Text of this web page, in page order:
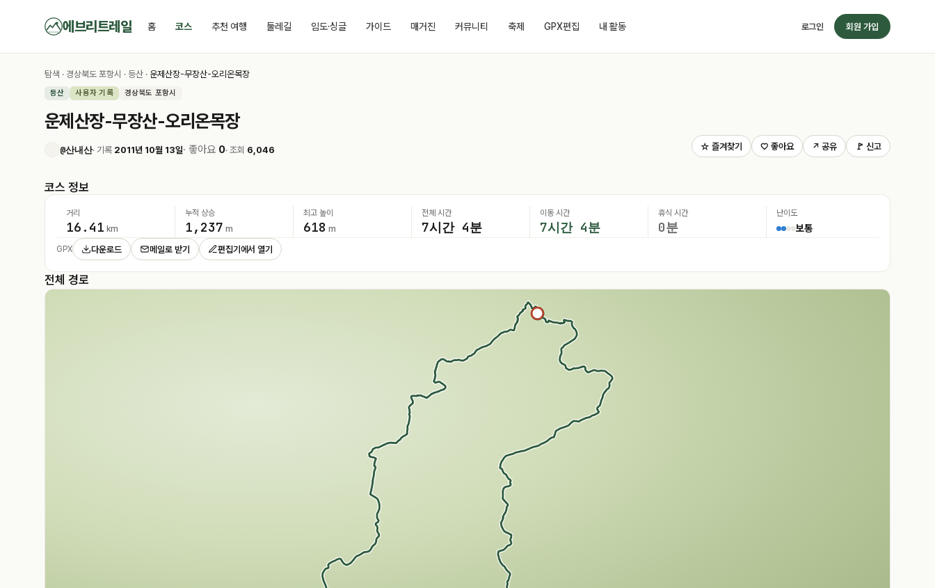
에브리트레일 홈 코스 추천 여행 둘레길 임도·싱글 가이드 매거진 커뮤니티 축제 GPX편집 내 활동 로그인 회원 가입
탐색 · 경상북도 포항시 · 등산 · 운제산장-무장산-오리온목장
등산 사용자 기록 경상북도 포항시
운제산장-무장산-오리온목장
@산내산· 기록 2011년 10월 13일· 좋아요 0· 조회 6,046 ☆ 즐겨찾기 ♡ 좋아요 ↗ 공유 🚩 신고
코스 정보
거리
16.41 km
누적 상승
1,237 m
최고 높이
618 m
전체 시간
7시간 4분
이동 시간
7시간 4분
휴식 시간
0분
난이도
보통
GPX 다운로드 메일로 받기 편집기에서 열기
전체 경로